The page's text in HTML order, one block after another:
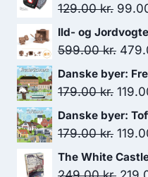
129.00kr. Den
pris
Ild- og
599.00kr. Den
pris
Danske byer:
179.00kr. Den
pris
Danske byer:
179.00kr. Den
pris
The White